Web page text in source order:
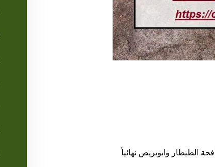
الطيطار وابوبريص نهائياً